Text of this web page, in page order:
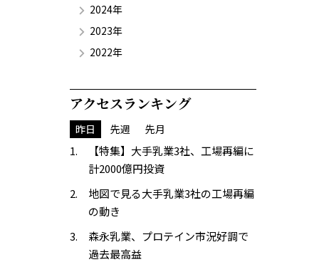
2024年
2023年
2022年
アクセスランキング
昨日 先週 先月
【特集】大手乳業3社、工場再編に
計2000億円投資
地図で見る大手乳業3社の工場再編
の動き
森永乳業、プロテイン市況好調で
過去最高益